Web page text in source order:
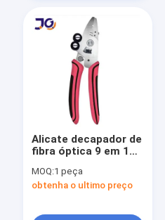
Alicate decapador de
fibra óptica 9 em 1
óptica
MOQ:1 peça
obtenha o ultimo preço